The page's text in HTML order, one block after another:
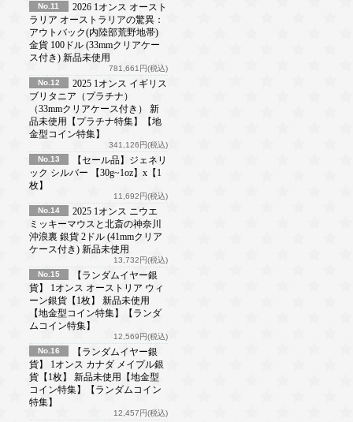
No.11
2026 1オンス オースト
ラリア オーストラリアの驚異：
アウトバック(内陸部荒野地帯)
金貨 100ドル (33mmクリアケー
ス付き) 新品未使用
781,661円(税込)
No.12
2025 1オンス イギリス
ブリタニア（プラチナ）
（33mmクリアケース付き） 新
品未使用【プラチナ特集】【地
金型コイン特集】
341,126円(税込)
No.13
【セール品】ジェネリ
ック シルバー 【30g~1oz】x【1
枚】
11,692円(税込)
No.14
2025 1オンス ニウエ
ミッキーマウスと北斎の神奈川
沖浪裏 銀貨 2ドル (41mmクリア
ケース付き) 新品未使用
13,732円(税込)
No.15
【ランダムイヤー銀
貨】 1オンス オーストリア ウィ
ーン銀貨【1枚】 新品未使用
【地金型コイン特集】【ランダ
ムコイン特集】
12,569円(税込)
No.16
【ランダムイヤー銀
貨】 1オンス カナダ メイプル銀
貨【1枚】 新品未使用【地金型
コイン特集】【ランダムコイン
特集】
12,457円(税込)